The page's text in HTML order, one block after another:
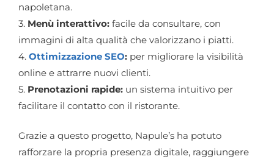
napoletana.
3. Menù interattivo: facile da consultare, con
immagini di alta qualità che valorizzano i piatti.
4. Ottimizzazione SEO: per migliorare la visibilità
online e attrarre nuovi clienti.
5. Prenotazioni rapide: un sistema intuitivo per
facilitare il contatto con il ristorante.
Grazie a questo progetto, Napule’s ha potuto
rafforzare la propria presenza digitale, raggiungere